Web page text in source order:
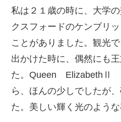
私は２１歳の時に、大学
クスフォードのケンブリ
ことがありました。観光
出かけた時に、偶然にも
た。Queen ElizabethⅡ
ら、ほんの少しでしたが
た。美しい輝く光のような